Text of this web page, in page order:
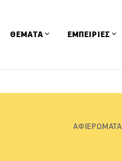
ΘΕΜΑΤΑ ΕΜΠΕΙΡΙΕΣ
ΑΦΙΕΡΩΜΑΤΑ